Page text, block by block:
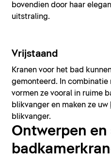
bovendien door haar
uitstraling.
Vrijstaand
Kranen voor het bad
gemonteerd. In
vormen ze vooral in ruime
blikvanger en maken ze uw
blikvanger.
Ontwerpen en